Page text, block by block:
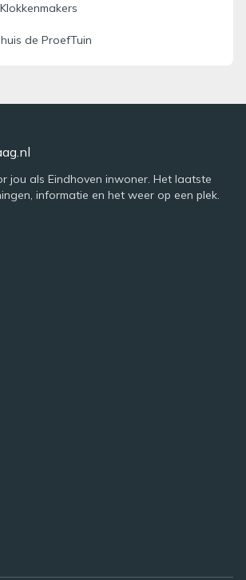
de ProefTuin
jou als Eindhoven inwoner. Het laatste
informatie en het weer op een plek.